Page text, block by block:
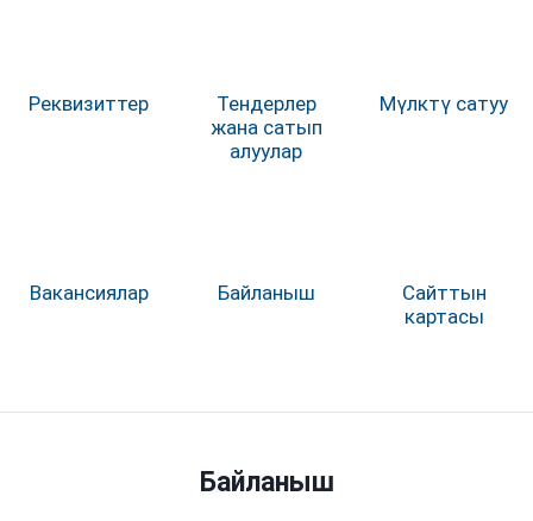
Реквизиттер
Тендерлер
жана сатып
алуулар
Мүлктү сатуу
Вакансиялар Байланыш
Сайттын
картасы
Байланыш